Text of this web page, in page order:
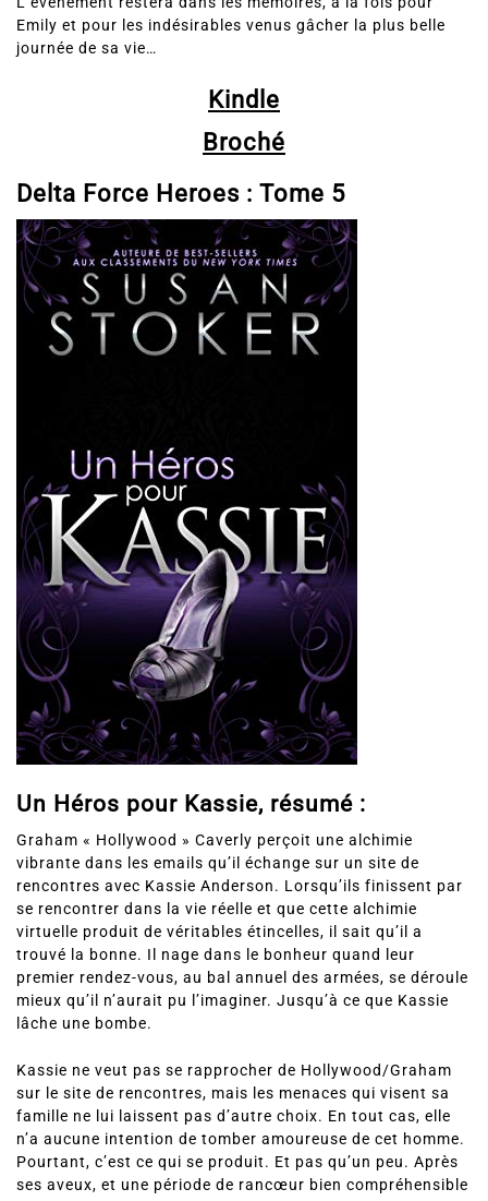
Emily et pour les indésirables venus gâcher la plus belle
journée de sa vie…
Kindle
Broché
Delta Force Heroes : Tome 5
Un Héros pour Kassie, résumé :
vibrante dans les emails qu’il échange sur un site de
rencontres avec Kassie Anderson. Lorsqu’ils finissent par
se rencontrer dans la vie réelle et que cette alchimie
virtuelle produit de véritables étincelles, il sait qu’il a
trouvé la bonne. Il nage dans le bonheur quand leur
premier rendez-vous, au bal annuel des armées, se déroule
mieux qu’il n’aurait pu l’imaginer. Jusqu’à ce que Kassie
lâche une bombe.
sur le site de rencontres, mais les menaces qui visent sa
famille ne lui laissent pas d’autre choix. En tout cas, elle
n’a aucune intention de tomber amoureuse de cet homme.
Pourtant, c’est ce qui se produit. Et pas qu’un peu. Après
ses aveux, et une période de rancœur bien compréhensible
des deux côtés, Kassie en vient à se demander si un avenir